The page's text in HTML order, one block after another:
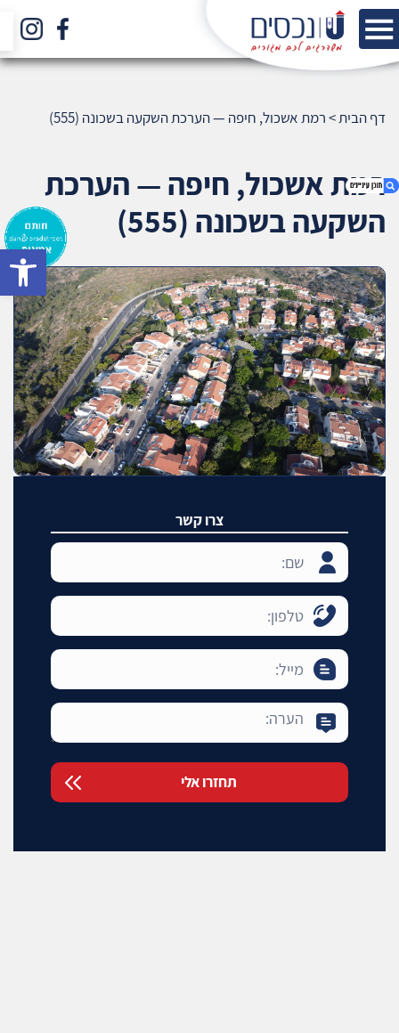
(555)
2. אודות U נכסים
3. שאלתם ? ענינו !
דף הבית>רמת אשכול, חיפה — הערכת השקעה בשכונה (555)
רמת אשכול, חיפה — הערכת
השקעה בשכונה (555)
צרו קשר